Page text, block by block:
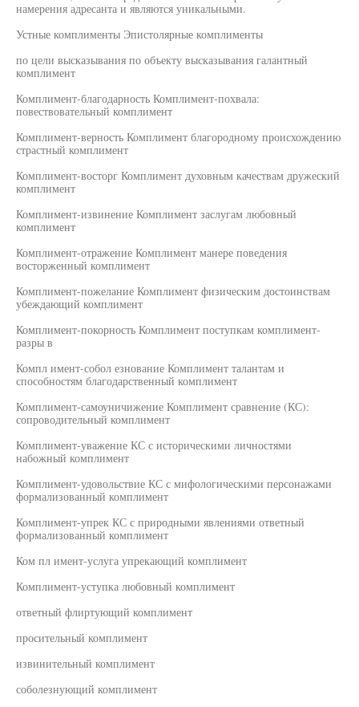
намерения адресанта и являются уникальными.
Устные комплименты Эпистолярные комплименты
по цели высказывания по объекту высказывания галантный
комплимент
Комплимент-благодарность Комплимент-похвала:
повествовательный комплимент
Комплимент-верность Комплимент благородному происхождению
страстный комплимент
Комплимент-восторг Комплимент духовным качествам дружеский
комплимент
Комплимент-извинение Комплимент заслугам любовный
комплимент
Комплимент-отражение Комплимент манере поведения
восторженный комплимент
Комплимент-пожелание Комплимент физическим достоинствам
убеждающий комплимент
Комплимент-покорность Комплимент поступкам комплимент-
разры в
Компл имент-собол езнование Комплимент талантам и
способностям благодарственный комплимент
Комплимент-самоуничижение Комплимент сравнение (КС):
сопроводительный комплимент
Комплимент-уважение КС с историческими личностями
набожный комплимент
Комплимент-удовольствие КС с мифологическими персонажами
формализованный комплимент
Комплимент-упрек КС с природными явлениями ответный
формализованный комплимент
Ком пл имент-услуга упрекающий комплимент
Комплимент-уступка любовный комплимент
ответный флиртующий комплимент
просительный комплимент
извинительный комплимент
соболезнующий комплимент